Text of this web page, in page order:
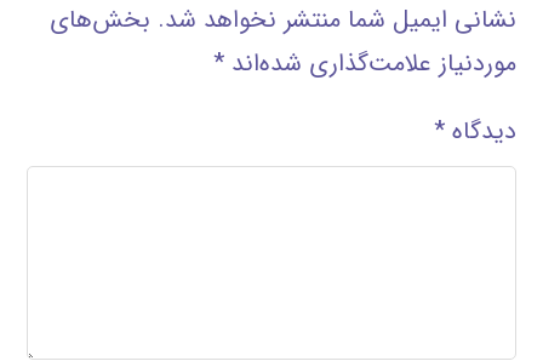
نشانی ایمیل شما منتشر نخواهد شد. بخش‌های
موردنیاز علامت‌گذاری شده‌اند*
دیدگاه*